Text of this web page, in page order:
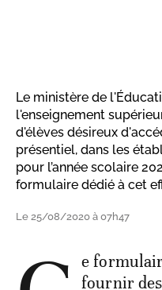
Le ministère de
l'enseignement
d'élèves désireux
présentiel, dans les
pour l’année scolaire
formulaire dédié à cet
Le 25/08/2020 à 07h47
e
fournir